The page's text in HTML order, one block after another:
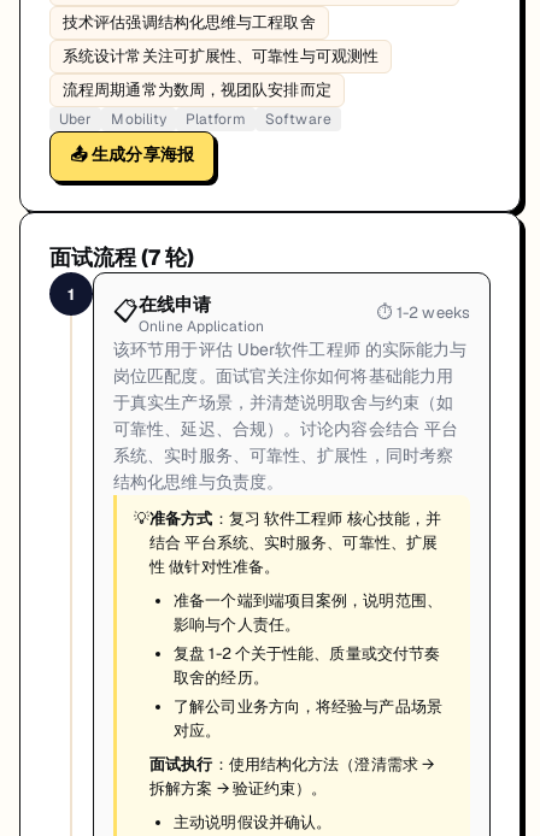
技术评估强调结构化思维与工程取舍
系统设计常关注可扩展性、可靠性与可观测性
流程周期通常为数周，视团队安排而定
Uber Mobility Platform
Software
📤 生成分享海报
面试流程 (7轮)
1
📋在线申请
Online Application
⏱1-2 weeks
该环节用于评估 Uber软件工程师 的实际能力与
岗位匹配度。面试官关注你如何将基础能力用
于真实生产场景，并清楚说明取舍与约束（如
可靠性、延迟、合规）。讨论内容会结合 平台
系统、实时服务、可靠性、扩展性，同时考察
结构化思维与负责度。
💡准备方式 ：复习 软件工程师 核心技能，并
结合 平台系统、实时服务、可靠性、扩展
性 做针对性准备。
准备一个端到端项目案例，说明范围、
影响与个人责任。
复盘 1-2 个关于性能、质量或交付节奏
取舍的经历。
了解公司业务方向，将经验与产品场景
对应。
面试执行 ：使用结构化方法（澄清需求 →
拆解方案 → 验证约束）。
主动说明假设并确认。